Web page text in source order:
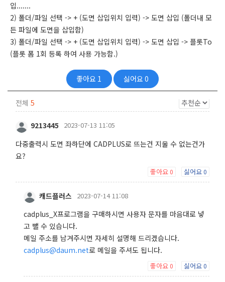
입.......
2) 폴더/파일 선택 -> + (도면 삽입위치 입력) -> 도면 삽입 (폴더내 모
든 파일에 도면을 삽입함)
3) 폴더/파일 선택 -> + (도면 삽입위치 입력) -> 도면 삽입 -> 플롯To
(플롯 폼 1회 등록 하여 사용 가능함.)
좋아요 1 싫어요 0
전체 5
9213445 2023-07-13 11:05
다중출력시 도면 좌하단에 CADPLUS로 뜨는건 지울 수 없는건가
요?
좋아요 0 싫어요0
캐드플러스 2023-07-14 11:08
cadplus_X프로그램을 구매하시면 사용자 문자를 마음대로 넣
고 뺄 수 있습니다.
메일 주소를 남겨주시면 자세히 설명해 드리겠습니다.
cadplus@daum.net로 메일을 주셔도 됩니다.
좋아요 0 싫어요0